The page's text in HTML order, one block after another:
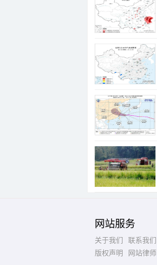
网站服务
关于我们 联系我们
版权声明
网站律师